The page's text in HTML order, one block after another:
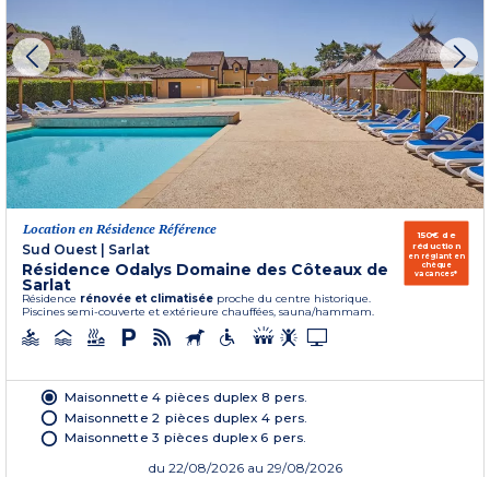
Location en Résidence Référence
Sud Ouest | Sarlat
Résidence Odalys Domaine des Côteaux de
Sarlat
Résidence rénovée et climatisée proche du centre historique.
Piscines semi-couverte et extérieure chauffées, sauna/hammam.
150€ de
réduction
en réglant en
chèque
vacances*
Maisonnette 4 pièces duplex 8 pers.
Maisonnette 2 pièces duplex 4 pers.
Maisonnette 3 pièces duplex 6 pers.
du 22/08/2026 au 29/08/2026